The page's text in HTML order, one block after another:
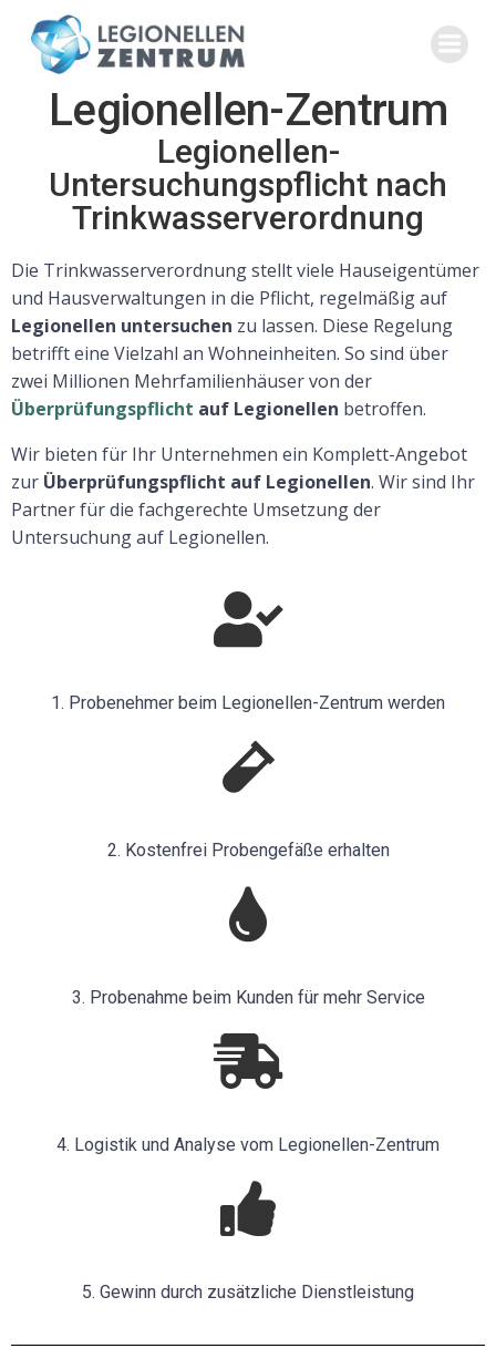
Legionellen-Zentrum
Legionellen-
Untersuchungspflicht nach
Trinkwasserverordnung
Die Trinkwasserverordnung stellt viele Hauseigentümer
und Hausverwaltungen in die Pflicht, regelmäßig auf
Legionellen untersuchen zu lassen. Diese Regelung
betrifft eine Vielzahl an Wohneinheiten. So sind über
zwei Millionen Mehrfamilienhäuser von der
Überprüfungspflicht auf Legionellen betroffen.
Wir bieten für Ihr Unternehmen ein Komplett-Angebot
zur Überprüfungspflicht auf Legionellen. Wir sind Ihr
Partner für die fachgerechte Umsetzung der
Untersuchung auf Legionellen.
1. Probenehmer beim Legionellen-Zentrum werden
2. Kostenfrei Probengefäße erhalten
3. Probenahme beim Kunden für mehr Service
4. Logistik und Analyse vom Legionellen-Zentrum
5. Gewinn durch zusätzliche Dienstleistung